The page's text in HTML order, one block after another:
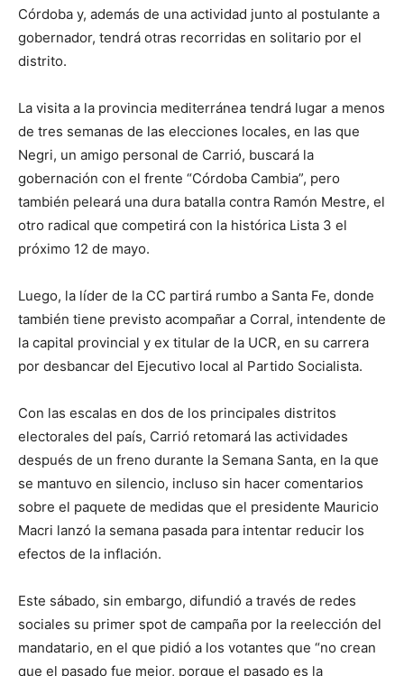
Córdoba y, además de una actividad junto al postulante a
gobernador, tendrá otras recorridas en solitario por el
distrito.
La visita a la provincia mediterránea tendrá lugar a menos
de tres semanas de las elecciones locales, en las que
Negri, un amigo personal de Carrió, buscará la
gobernación con el frente “Córdoba Cambia”, pero
también peleará una dura batalla contra Ramón Mestre, el
otro radical que competirá con la histórica Lista 3 el
próximo 12 de mayo.
Luego, la líder de la CC partirá rumbo a Santa Fe, donde
también tiene previsto acompañar a Corral, intendente de
la capital provincial y ex titular de la UCR, en su carrera
por desbancar del Ejecutivo local al Partido Socialista.
Con las escalas en dos de los principales distritos
electorales del país, Carrió retomará las actividades
después de un freno durante la Semana Santa, en la que
se mantuvo en silencio, incluso sin hacer comentarios
sobre el paquete de medidas que el presidente Mauricio
Macri lanzó la semana pasada para intentar reducir los
efectos de la inflación.
Este sábado, sin embargo, difundió a través de redes
sociales su primer spot de campaña por la reelección del
mandatario, en el que pidió a los votantes que “no crean
que el pasado fue mejor, porque el pasado es la